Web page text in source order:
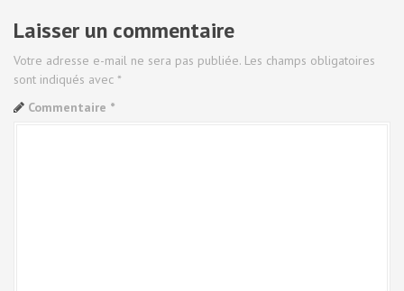
i
g
a
Laisser un commentaire
Votre adresse e-mail ne sera pas publiée. Les champs obligatoires
sont indiqués avec *
Commentaire *